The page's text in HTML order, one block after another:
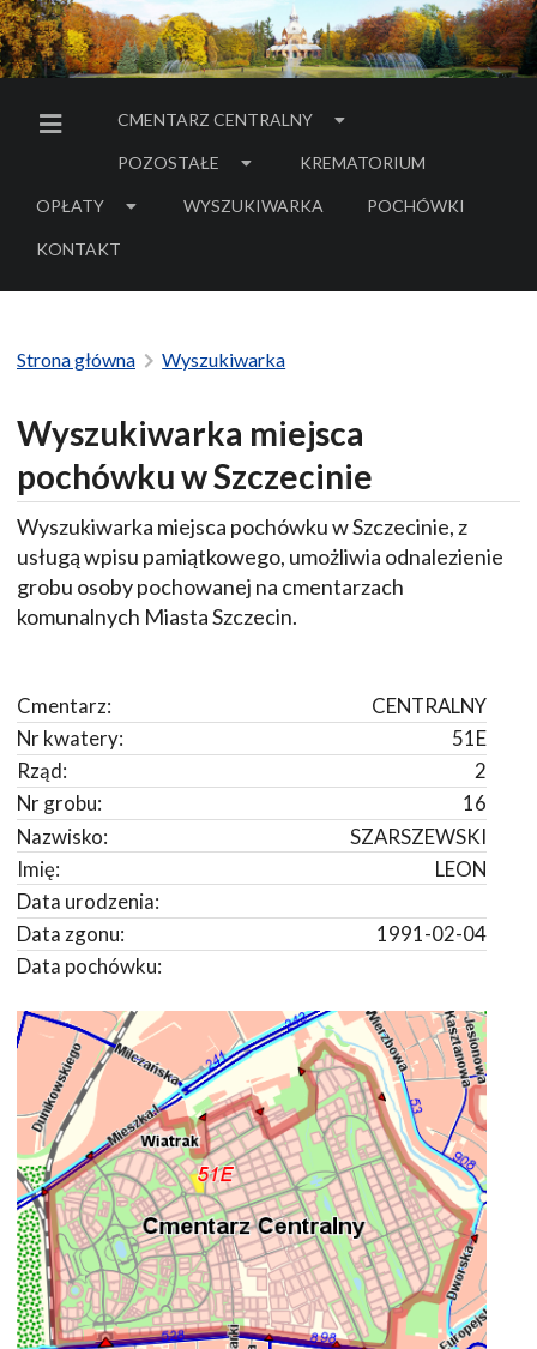
MENU BOCZNE
CMENTARZ CENTRALNY
POZOSTAŁE KREMATORIUM
OPŁATY WYSZUKIWARKA POCHÓWKI
- LINK DO SERWISU
KONTAKT
Strona główna Wyszukiwarka
Wyszukiwarka miejsca
pochówku w Szczecinie
Wyszukiwarka miejsca pochówku w Szczecinie, z
usługą wpisu pamiątkowego, umożliwia odnalezienie
grobu osoby pochowanej na cmentarzach
komunalnych Miasta Szczecin.
CENTRALNY
Cmentarz:
51E
Nr kwatery:
2
Rząd:
16
Nr grobu:
SZARSZEWSKI
Nazwisko:
LEON
Imię:
Data urodzenia:
1991-02-04
Data zgonu:
Data pochówku: